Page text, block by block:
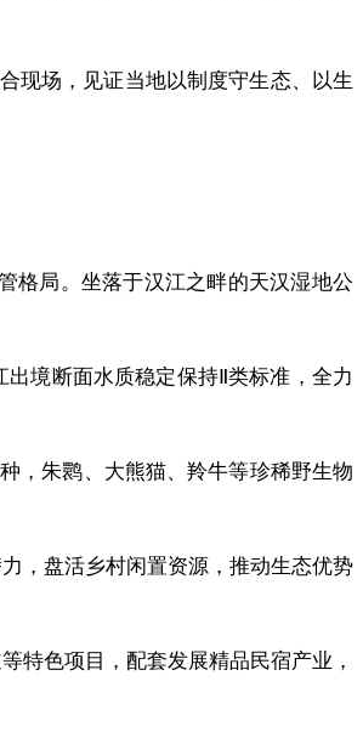
现场，见证当地以制度守生态、以生
格局。坐落于汉江之畔的天汉湿地公
境断面水质稳定保持Ⅱ类标准，全力
，朱鹮、大熊猫、羚牛等珍稀野生物
，盘活乡村闲置资源，推动生态优势
特色项目，配套发展精品民宿产业，